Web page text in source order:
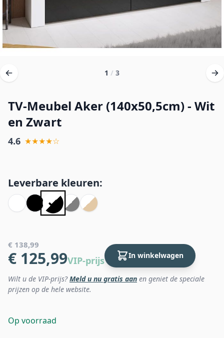
1 / 3
TV-Meubel Aker (140x50,5cm) - Wit
en Zwart
4.6 ★★★★☆
Leverbare kleuren:
€ 138,99
€ 125,99VIP-prijs In winkelwagen
Wilt u de VIP-prijs?Meld u nu gratis aan en geniet de speciale
prijzen op de hele website.
Op voorraad